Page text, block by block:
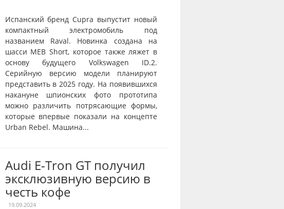
Испанский бренд Cupra выпустит новый
компактный электромобиль под
названием Raval. Новинка создана на
шасси MEB Short, которое также ляжет в
основу будущего Volkswagen ID.2.
Серийную версию модели планируют
представить в 2025 году. На появившихся
накануне шпионских фото прототипа
можно различить потрясающие формы,
которые впервые показали на концепте
Urban Rebel. Машина...
Audi E-Tron GT получил
эксклюзивную версию в
честь кофе
19.09.2024